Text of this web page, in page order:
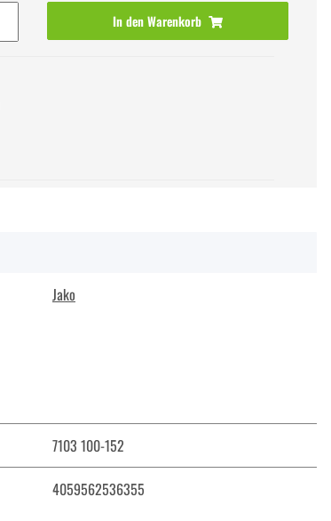
In den Warenkorb
Jako
7103 100-152
4059562536355